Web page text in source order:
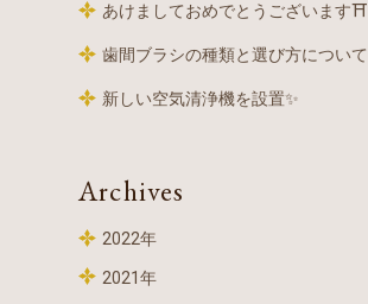
あけましておめでとうございます⛩
歯間ブラシの種類と選び方について
新しい空気清浄機を設置✨
Archives
2022年
2021年